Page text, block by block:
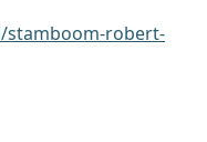
stamboom-robert-